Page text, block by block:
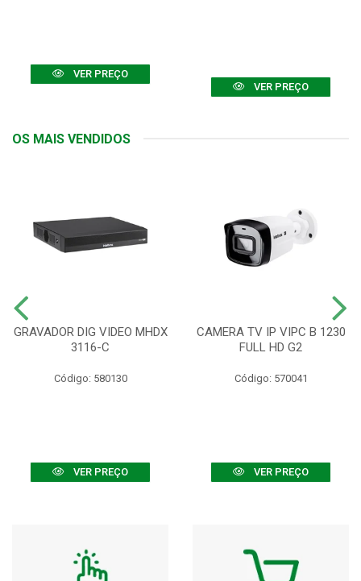
VER PREÇO
VER PREÇO
OS MAIS VENDIDOS
GRAVADOR DIG VIDEO MHDX
3116-C
Código: 580130
VER PREÇO
CAMERA TV IP VIPC B 1230
FULL HD G2
Código: 570041
VER PREÇO